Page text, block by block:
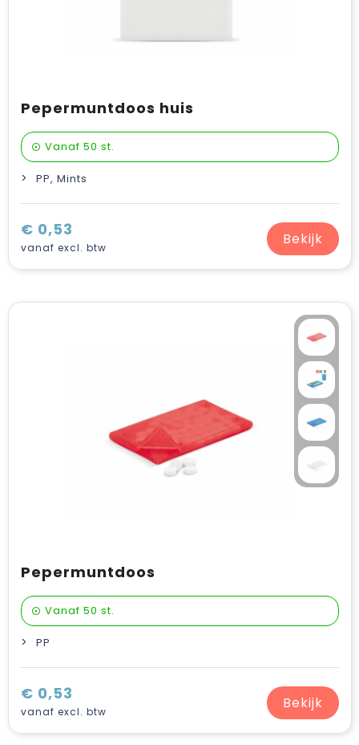
Pepermuntdoos huis
Vanaf 50 st.
PP, Mints
€ 0,53
vanaf excl. btw Bekijk
Pepermuntdoos
Vanaf 50 st.
PP
€ 0,53
vanaf excl. btw Bekijk